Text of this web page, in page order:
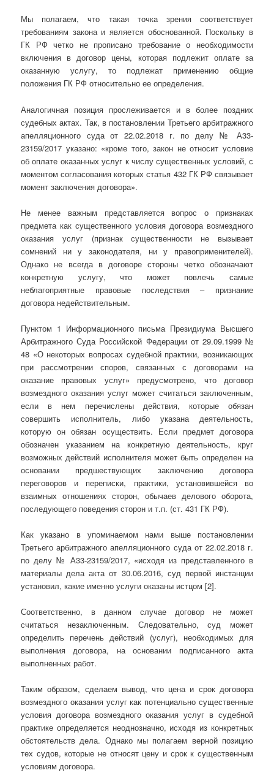
Мы полагаем, что такая точка зрения соответствует
требованиям закона и является обоснованной. Поскольку в
ГК РФ четко не прописано требование о необходимости
включения в договор цены, которая подлежит оплате за
оказанную услугу, то подлежат применению общие
положения ГК РФ относительно ее определения.
Аналогичная позиция прослеживается и в более поздних
судебных актах. Так, в постановлении Третьего арбитражного
апелляционного суда от 22.02.2018 г. по делу № А33-
23159/2017 указано: «кроме того, закон не относит условие
об оплате оказанных услуг к числу существенных условий, с
моментом согласования которых статья 432 ГК РФ связывает
момент заключения договора».
Не менее важным представляется вопрос о признаках
предмета как существенного условия договора возмездного
оказания услуг (признак существенности не вызывает
сомнений ни у законодателя, ни у правоприменителей).
Однако не всегда в договоре стороны четко обозначают
конкретную услугу, что может повлечь самые
неблагоприятные правовые последствия – признание
договора недействительным.
Пунктом 1 Информационного письма Президиума Высшего
Арбитражного Суда Российской Федерации от 29.09.1999 №
48 «О некоторых вопросах судебной практики, возникающих
при рассмотрении споров, связанных с договорами на
оказание правовых услуг» предусмотрено, что договор
возмездного оказания услуг может считаться заключенным,
если в нем перечислены действия, которые обязан
совершить исполнитель, либо указана деятельность,
которую он обязан осуществить. Если предмет договора
обозначен указанием на конкретную деятельность, круг
возможных действий исполнителя может быть определен на
основании предшествующих заключению договора
переговоров и переписки, практики, установившейся во
взаимных отношениях сторон, обычаев делового оборота,
последующего поведения сторон и т.п. (ст. 431 ГК РФ).
Как указано в упоминаемом нами выше постановлении
Третьего арбитражного апелляционного суда от 22.02.2018 г.
по делу № А33-23159/2017, «исходя из представленного в
материалы дела акта от 30.06.2016, суд первой инстанции
установил, какие именно услуги оказаны истцом [2].
Соответственно, в данном случае договор не может
считаться незаключенным. Следовательно, суд может
определить перечень действий (услуг), необходимых для
выполнения договора, на основании подписанного акта
выполненных работ.
Таким образом, сделаем вывод, что цена и срок договора
возмездного оказания услуг как потенциально существенные
условия договора возмездного оказания услуг в судебной
практике определяется неоднозначно, исходя из конкретных
обстоятельств дела. Однако мы полагаем верной позицию
тех судов, которые не относят цену и срок к существенным
условиям договора.